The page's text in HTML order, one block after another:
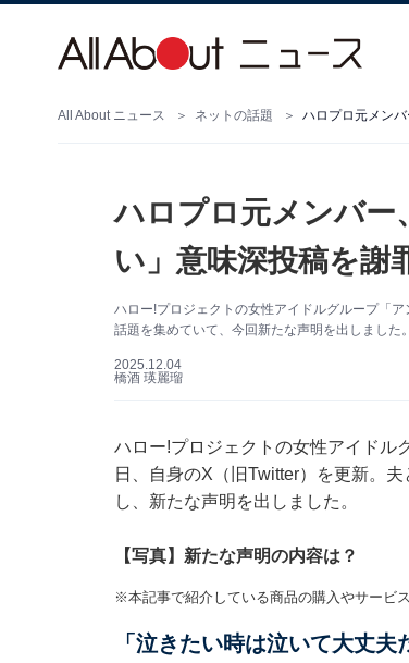
All About ニュース ネットの話題 ハロプロ元メン
ハロプロ元メンバー
い」意味深投稿を謝
ハロー!プロジェクトの女性アイドルグループ「
話題を集めていて、今回新たな声明を出しました
2025.12.04
橋酒 瑛麗瑠
ハロー!プロジェクトの女性アイドル
日、自身のX（旧Twitter）を更新。
し、新たな声明を出しました。
【写真】新たな声明の内容は？
※本記事で紹介している商品の購入やサービ
「泣きたい時は泣いて大丈夫